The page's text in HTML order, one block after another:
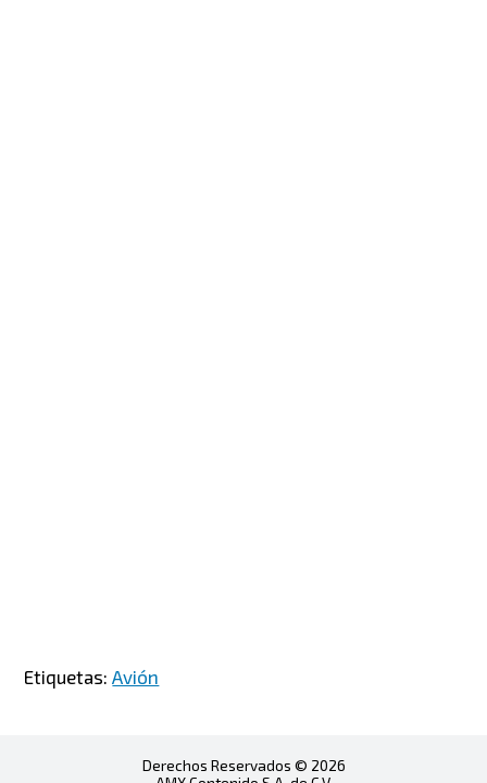
Etiquetas:Avión
Derechos Reservados © 2026